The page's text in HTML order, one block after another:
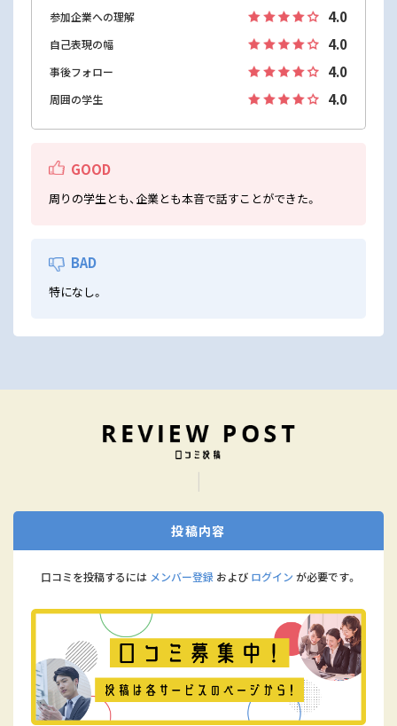
参加企業への理解 4.0
自己表現の幅 4.0
事後フォロー 4.0
周囲の学生 4.0
GOOD
周りの学生とも、企業とも本音で話すことができた。
BAD
特になし。
投稿内容
口コミを投稿するには メンバー登録および ログイン が必要です。